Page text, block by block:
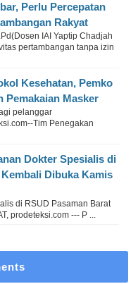
Perlu Percepatan
Rakyat
IAI Yaptip Chadjah
pertambangan tanpa izin
Kesehatan, Pemko
Pemakaian Masker
pelanggar
Tim Penegakan
Dokter Spesialis di
Dibuka Kamis
di RSUD Pasaman Barat
prodeteksi.com --- P ...